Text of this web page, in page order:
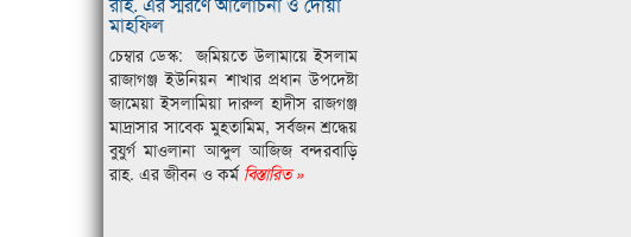
মাহফিল
চেম্বার ডেস্ক: জমিয়তে উলামায়ে ইসলাম
রাজাগঞ্জ ইউনিয়ন শাখার প্রধান উপদেষ্টা
জামেয়া ইসলামিয়া দারুল হাদীস রাজগঞ্জ
মাদ্রাসার সাবেক মুহতামিম, সর্বজন শ্রদ্ধেয়
বুযুর্গ মাওলানা আব্দুল আজিজ বন্দরবাড়ি
রাহ. এর জীবন ও কর্মবিস্তারিত »